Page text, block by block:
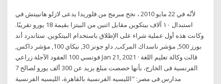
لأنّه في 22 مايو 2010 ، نجح مبرمج من فلوريدا يدعى لازلو هانييتش في
استبدال ١٠ آلاف بيتكوين مقابل اثنين من البيتزا بقيمة 18 يورو تقريبًا.
وكانت هذه أول عملية شراء على الإطلاق باستخدام البيتكوين. ستاندرد أند
بورز 500, مؤشر ناسداك المركب, داو جونز 30, نيكاي 100, مؤشر داكس,
فوتسي 100 العقود الآجلة زراعي Jan 21, 2021 · قالت وكالة تعليم اللغة
الفرنسية فى الخارج، بأنها خصصت مبلغ يزيد عن 300 ألف يورو لصالح 7
مدارس فى مصر: "الليسيه الفرنسية بالقاهرة، الليسيه الفرنسية